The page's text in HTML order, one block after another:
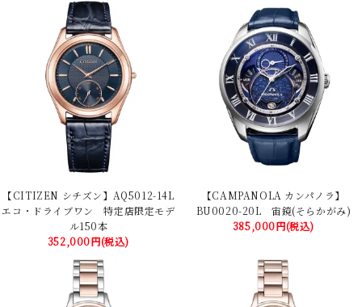
【CITIZEN シチズン】AQ5012-14L
エコ・ドライブワン 特定店限定モデ
ル150本
352,000円(税込)
【CAMPANOLA カンパノラ】
BU0020-20L 宙鏡(そらかがみ)
385,000円(税込)